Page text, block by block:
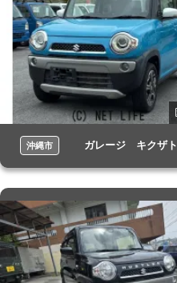
沖縄市 ガレージ キクザト